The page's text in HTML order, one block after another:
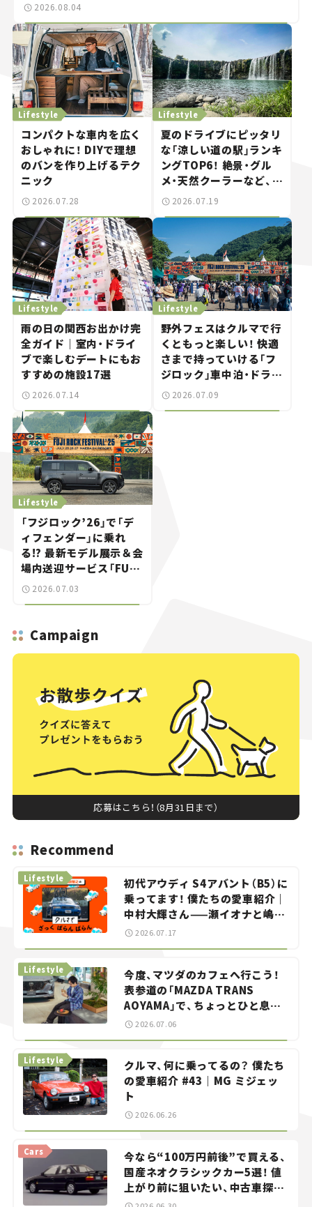
2026.08.04
Lifestyle
コンパクトな車内を広く
おしゃれに！ DIYで理想
のバンを作り上げるテク
ニック
2026.07.28
Lifestyle
夏のドライブにピッタリ
な「涼しい道の駅」ランキ
ングTOP6！ 絶景・グル
メ・天然クーラーなど、避
暑におすすめのスポット
推し駅ガイド】vol.15
2026.07.19
Lifestyle
雨の日の関西お出かけ完
全ガイド｜室内・ドライ
ブで楽しむデートにもお
すすめの施設17選
2026.07.14
Lifestyle
野外フェスはクルマで行
くともっと楽しい！ 快適
さまで持っていける「フ
ジロック」車中泊・ドライ
ブガイド。
2026.07.09
Lifestyle
「フジロック’26」で「デ
ィフェンダー」に乗れ
る!? 最新モデル展示＆会
場内送迎サービス「FUJI
ROCK go round」で冒
2026.07.03
Campaign
応募はこちら！（8月31日まで）
Recommend
初代アウディ S4アバント（B5）に
乗ってます！ 僕たちの愛車紹介｜
中村大輝さん——瀬イオナと嶋田
智之の「クルマでざっくばらんば
Lifestyle
2026.07.17
今度、マツダのカフェへ行こう！
表参道の「MAZDA TRANS
AOYAMA」で、ちょっとひと息。
——連載｜CCGとクルマでどうす
Lifestyle
2026.07.06
クルマ、何に乗ってるの？ 僕たち
の愛車紹介 #43｜MG ミジェッ
ト
Lifestyle
2026.06.26
今なら“100万円前後”で買える、
国産ネオクラシックカー5選！ 値
上がり前に狙いたい、中古車探し
をお手伝い――ちょっとイケてるマ
Cars